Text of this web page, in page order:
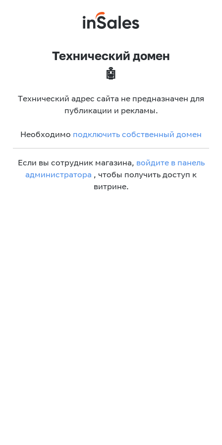
Технический домен
🤖
Технический адрес сайта не предназначен для
публикации и рекламы.
Необходимо подключить собственный домен
Если вы сотрудник магазина, войдите в панель
администратора , чтобы получить доступ к
витрине.